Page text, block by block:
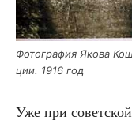
Фото­гра­фия Яко­ва
ции. 1916 год
Уже при